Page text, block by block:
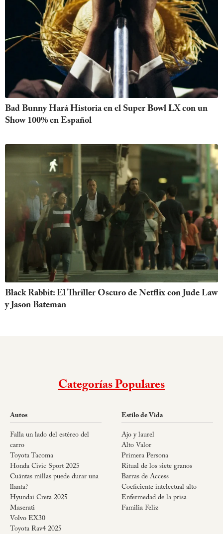
Bad Bunny Hará Historia en el Super Bowl LX con un
Show 100% en Español
Black Rabbit: El Thriller Oscuro de Netflix con Jude Law
y Jason Bateman
Categorías Populares
Autos
Falla un lado del estéreo del
carro
Toyota Tacoma
Honda Civic Sport 2025
Cuántas millas puede durar una
llanta?
Hyundai Creta 2025
Maserati
Volvo EX30
Toyota Rav4 2025
Estilo de Vida
Ajo y laurel
Alto Valor
Primera Persona
Ritual de los siete granos
Barras de Access
Coeficiente intelectual alto
Enfermedad de la prisa
Familia Feliz